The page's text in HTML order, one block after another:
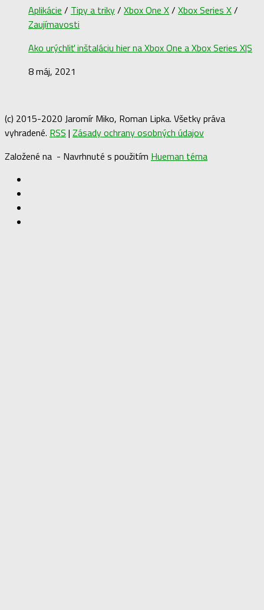
Aplikácie / Tipy a triky/ Xbox One X/ Xbox Series X/
Zaujímavosti
Ako urýchliť inštaláciu hier na Xbox One a Xbox Series X|S
8 máj, 2021
(c) 2015-2020 Jaromír Miko, Roman Lipka. Všetky práva
vyhradené. RSS | Zásady ochrany osobných údajov
Založené na - Navrhnuté s použitím Hueman téma